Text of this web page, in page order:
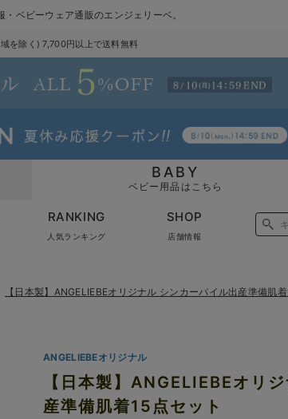
ベビーウェア通販のエンジェリーベ。
を除く) 7,700円以上で送料無料
BABY
ベビー用品はこちら
RANKING
人気ランキング
SHOP
店舗情報
【日本製】ANGELIEBEオリジナル シンカーパイル出産準備肌
ANGELIEBEオリジナル
【日本製】ANGELIEBEオリ
産準備肌着15点セット